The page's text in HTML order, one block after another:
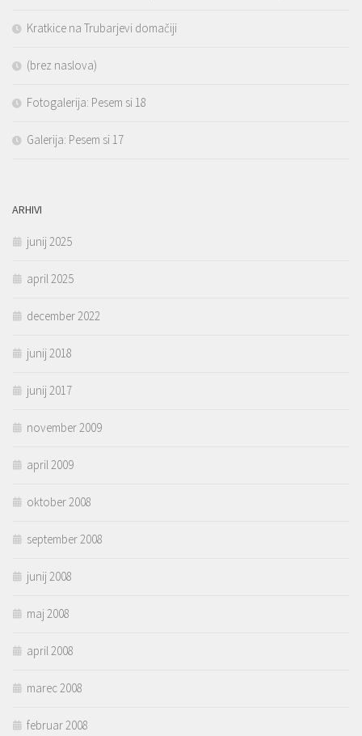
Kratkice na Trubarjevi domačiji
(brez naslova)
Fotogalerija: Pesem si 18
Galerija: Pesem si 17
ARHIVI
junij 2025
april 2025
december 2022
junij 2018
junij 2017
november 2009
april 2009
oktober 2008
september 2008
junij 2008
maj 2008
april 2008
marec 2008
februar 2008